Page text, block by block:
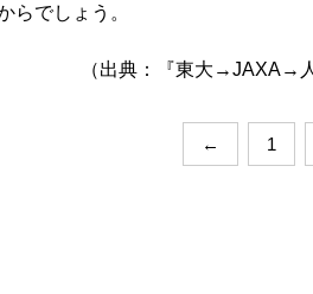
らでしょう。
（出典：『東大→JAXA→
← 1